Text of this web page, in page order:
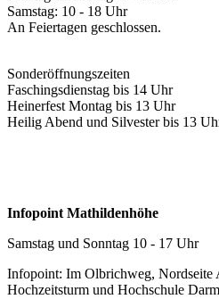
Samstag: 10 - 18 Uhr
An Feiertagen geschlossen.
Sonderöffnungszeiten
Faschingsdienstag bis 14 Uhr
Heinerfest Montag bis 13 Uhr
Heilig Abend und Silvester bis 13
Infopoint Mathildenhöhe
Samstag und Sonntag 10 - 17 Uhr
Infopoint: Im Olbrichweg, Nordseite
Hochzeitsturm und Hochschule